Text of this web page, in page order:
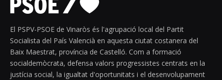
El PSPV-PSOE de Vinaròs és l'agrupació local del Partit
Socialista del País Valencià en aquesta ciutat costanera del
Baix Maestrat, província de Castelló. Com a formació
socialdemòcrata, defensa valors progressistes centrats en la
justícia social, la igualtat d'oportunitats i el desenvolupament